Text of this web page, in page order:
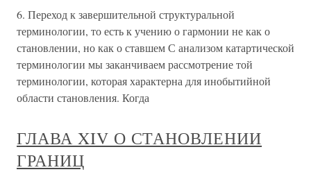
6. Переход к завершительной структуральной
терминологии, то есть к учению о гармонии не как о
становлении, но как о ставшем С анализом катартической
терминологии мы заканчиваем рассмотрение той
терминологии, которая характерна для инобытийной
области становления. Когда
ГЛАВА XIV О СТАНОВЛЕНИИ
ГРАНИЦ